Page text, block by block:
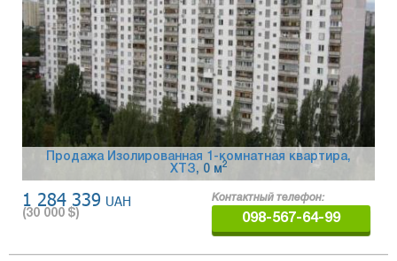
Продажа Изолированная 1-комнатная квартира,
ХТЗ, 0 м2
1 284 339 UAH
(30 000 $)
Контактный телефон:
098-567-64-99